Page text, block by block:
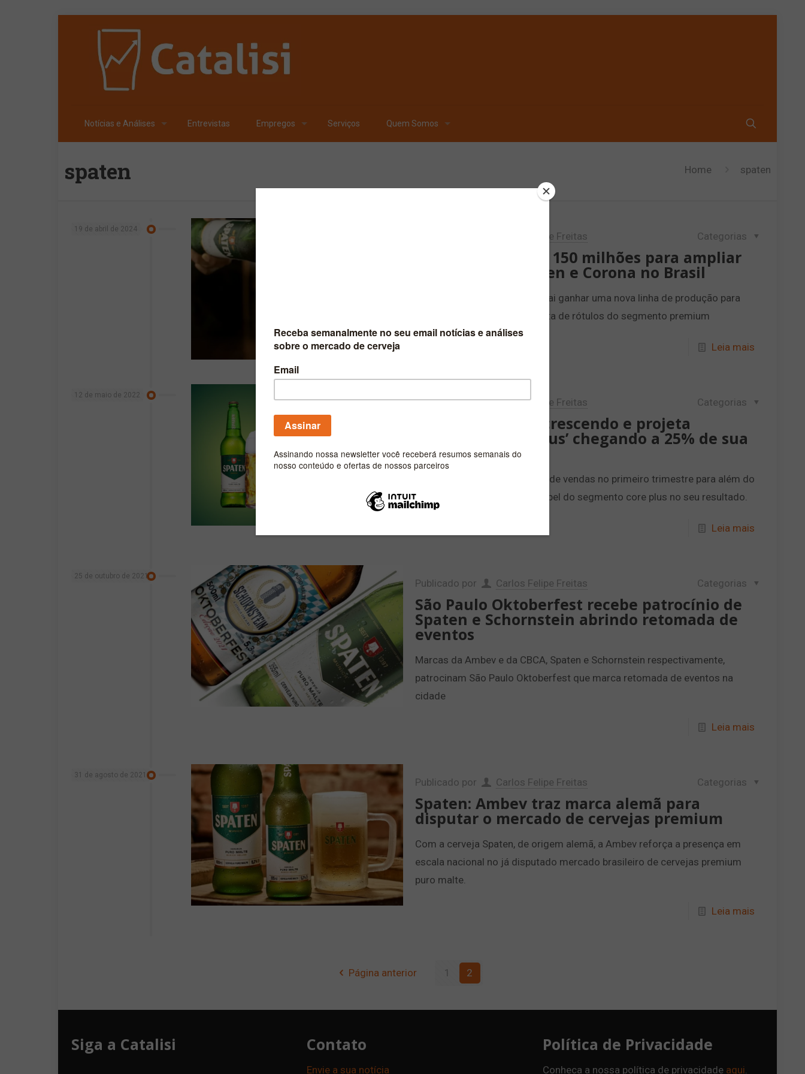
Notícias e Análises Entrevistas Empregos Serviços Quem Somos
spaten Home spaten
19 de abril de 2024
Carlos Felipe Freitas Categorias
Ambev investe R$ 150 milhões para ampliar
produção de Spaten e Corona no Brasil
Fábrica da Ambev em Goiás vai ganhar uma nova linha de produção para
viabilizar a ampliação da oferta de rótulos do segmento premium
Leia mais
12 de maio de 2022
Publicado por Carlos Felipe Freitas Categorias
Ambev continua crescendo e projeta
segmento ‘core plus’ chegando a 25% de sua
receita
Ambev amplia lucro e volume de vendas no primeiro trimestre para além do
obtido em 2021 e destaca papel do segmento core plus no seu resultado.
Leia mais
25 de outubro de 2021
Publicado por Carlos Felipe Freitas Categorias
São Paulo Oktoberfest recebe patrocínio de
Spaten e Schornstein abrindo retomada de
eventos
Marcas da Ambev e da CBCA, Spaten e Schornstein respectivamente,
patrocinam São Paulo Oktoberfest que marca retomada de eventos na
cidade
Leia mais
31 de agosto de 2021
Publicado por Carlos Felipe Freitas Categorias
Spaten: Ambev traz marca alemã para
disputar o mercado de cervejas premium
Com a cerveja Spaten, de origem alemã, a Ambev reforça a presença em
escala nacional no já disputado mercado brasileiro de cervejas premium
puro malte.
Leia mais
Página anterior 1 2
Siga a Catalisi Contato
Envie a sua notícia
Política de Privacidade
Conheca a nossa política de privacidade aqui.